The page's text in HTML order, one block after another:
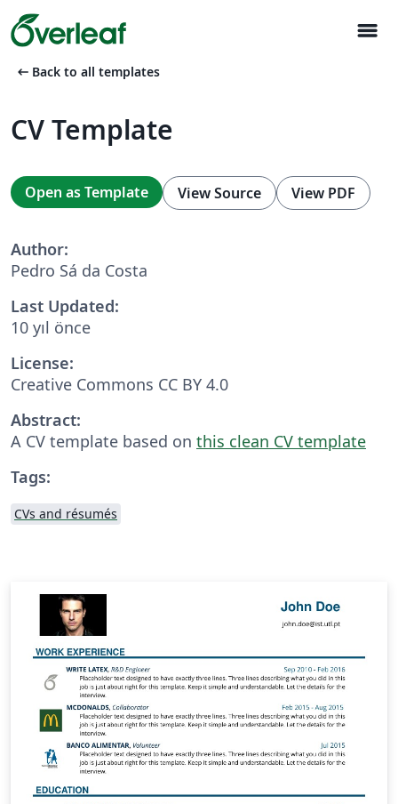
menu
arrow_left_alt Back to all templates
CV Template
Open as Template View Source View PDF
Author:
Pedro Sá da Costa
Last Updated:
10 yıl önce
License:
Creative Commons CC BY 4.0
Abstract:
A CV template based on this clean CV template
Tags:
CVs and résumés